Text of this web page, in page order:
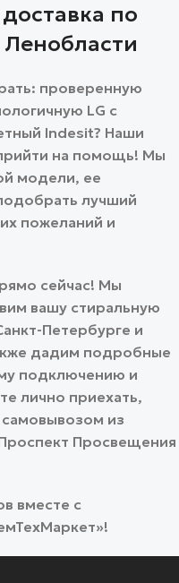
по
проверенную
LG с
Indesit? Наши
на помощь! Мы
модели, ее
лучший
пожеланий и
сейчас! Мы
вашу стиральную
Петербурге и
дадим подробные
подключению и
лично приехать,
самовывозом из
Просвещения
вместе с